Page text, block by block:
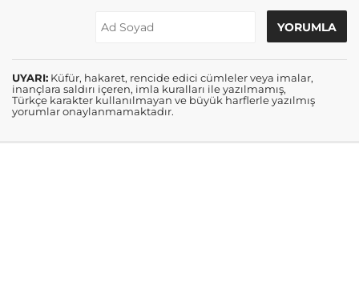
UYARI: Küfür, hakaret, rencide edici cümleler veya imalar,
inançlara saldırı içeren, imla kuralları ile yazılmamış,
Türkçe karakter kullanılmayan ve büyük harflerle yazılmış
yorumlar onaylanmamaktadır.